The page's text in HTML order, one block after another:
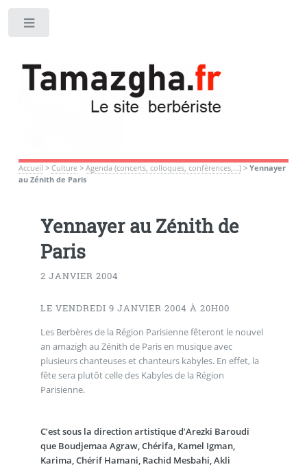
Accueil > Culture> Agenda (concerts, colloques, confèrences,...)> Yennayer
au Zénith de Paris
Yennayer au Zénith de
Paris
2 JANVIER 2004
LE VENDREDI 9 JANVIER 2004 À 20H00
Les Berbères de la Région Parisienne fêteront le nouvel
an amazigh au Zénith de Paris en musique avec
plusieurs chanteuses et chanteurs kabyles. En effet, la
fête sera plutôt celle des Kabyles de la Région
Parisienne.
C’est sous la direction artistique d’Arezki Baroudi
que Boudjemaa Agraw, Chérifa, Kamel Igman,
Karima, Chérif Hamani, Rachid Mesbahi, Akli